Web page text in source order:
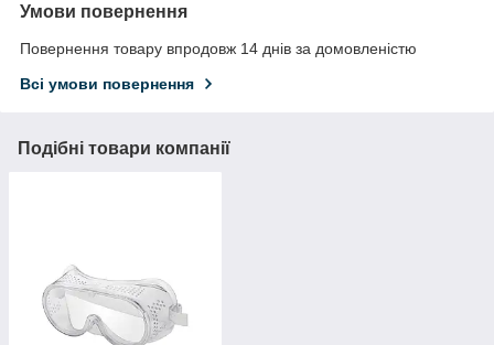
Умови повернення
Повернення товару впродовж 14 днів за домовленістю
Всі умови повернення
Подібні товари компанії